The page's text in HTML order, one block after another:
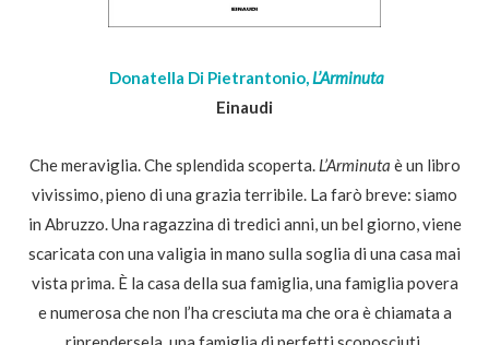
Donatella Di Pietrantonio,L’Arminuta
Einaudi
Che meraviglia. Che splendida scoperta. L’Arminuta è un libro
vivissimo, pieno di una grazia terribile. La farò breve: siamo
in Abruzzo. Una ragazzina di tredici anni, un bel giorno, viene
scaricata con una valigia in mano sulla soglia di una casa mai
vista prima. È la casa della sua famiglia, una famiglia povera
e numerosa che non l’ha cresciuta ma che ora è chiamata a